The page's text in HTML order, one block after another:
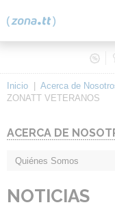
Inicio Acerca de
ZONATT VETERANOS
ACERCA DE
Quiénes Somos
NOTICIAS